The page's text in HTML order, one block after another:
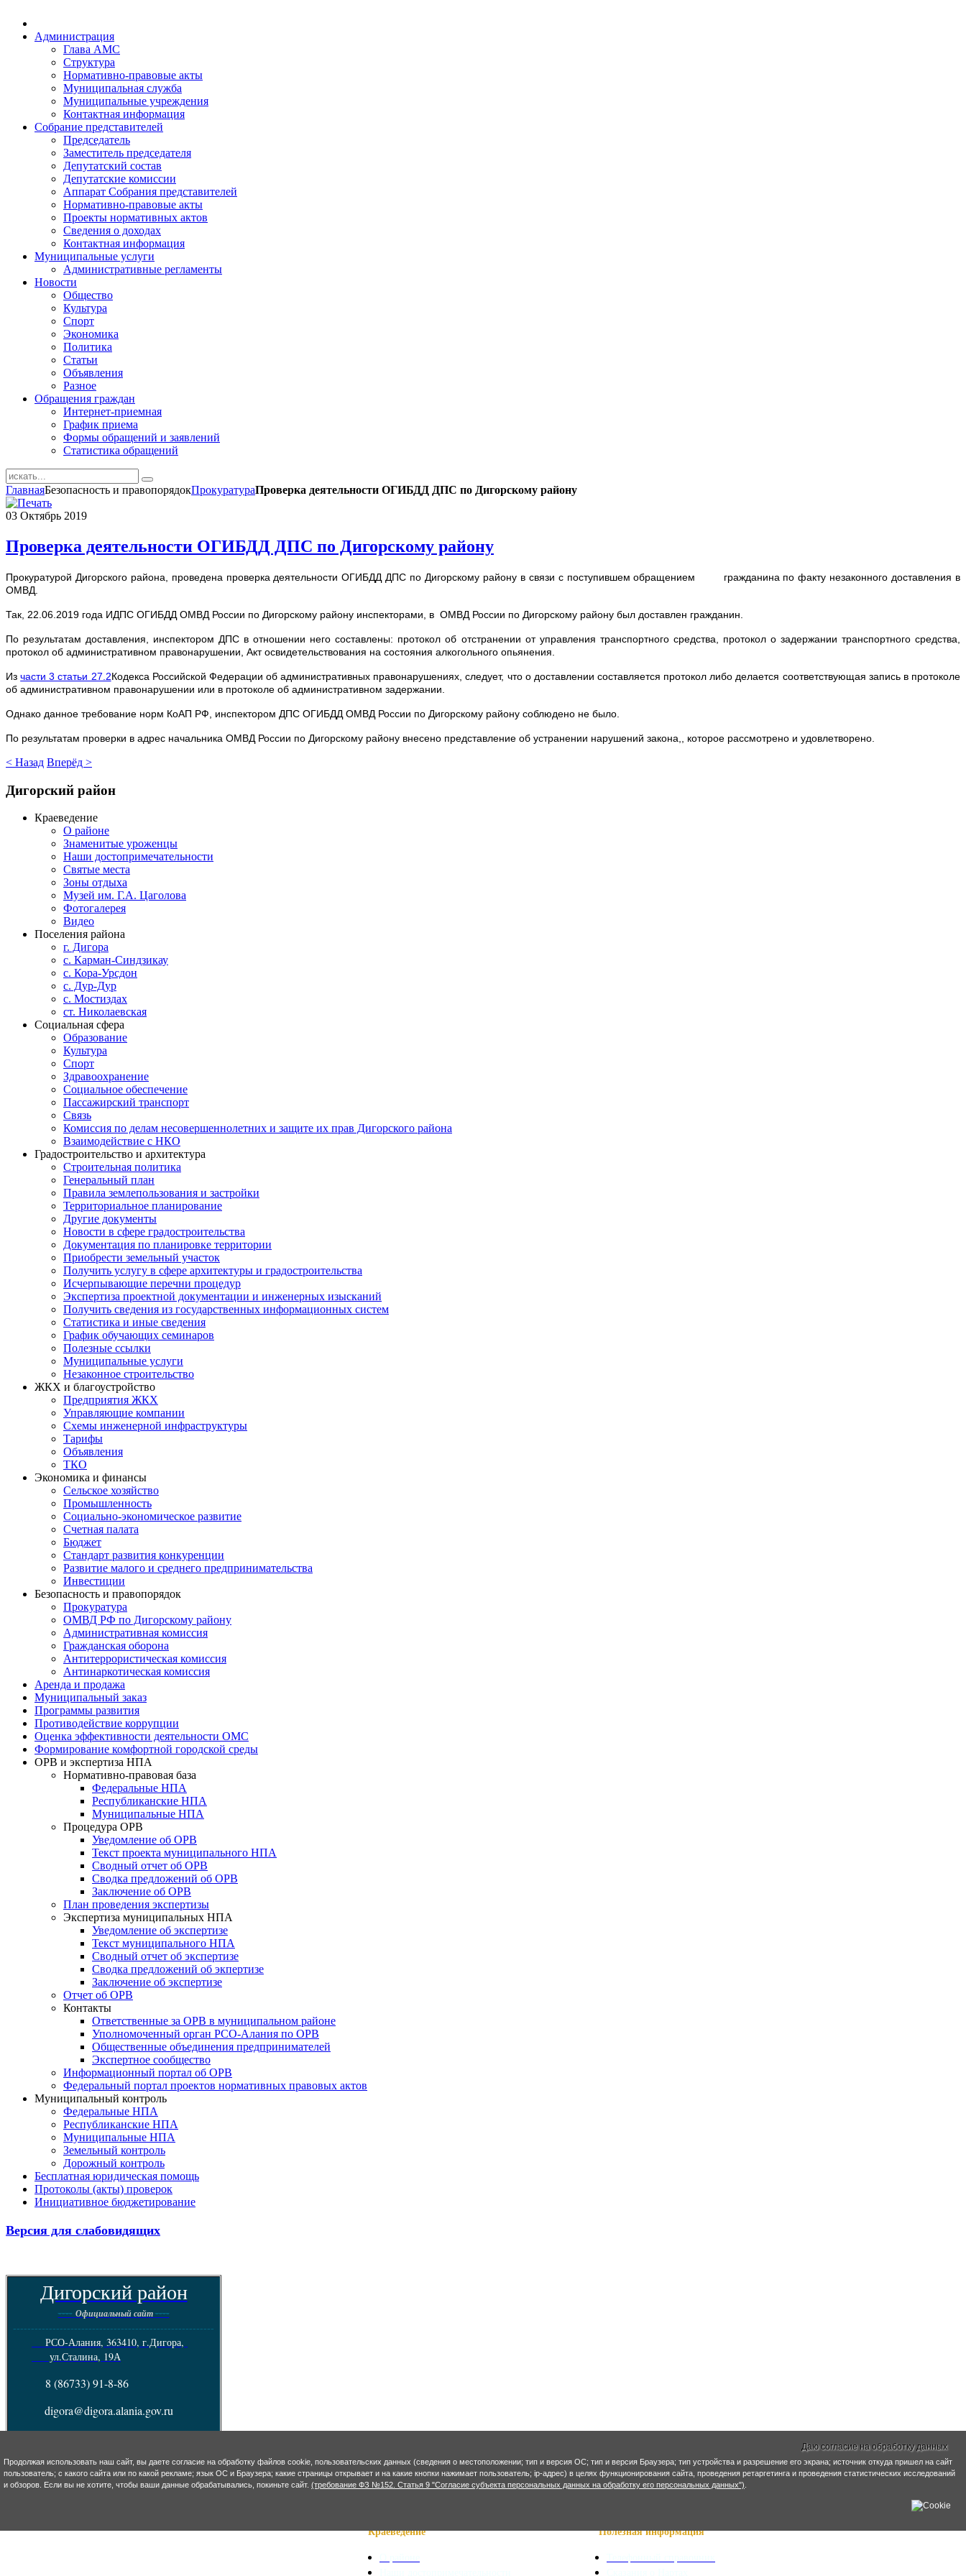
Администрация
Глава АМС
Структура
Нормативно-правовые акты
Муниципальная служба
Муниципальные учреждения
Контактная информация
Собрание представителей
Председатель
Заместитель председателя
Депутатский состав
Депутатские комиссии
Аппарат Собрания представителей
Нормативно-правовые акты
Проекты нормативных актов
Сведения о доходах
Контактная информация
Муниципальные услуги
Административные регламенты
Новости
Общество
Культура
Спорт
Экономика
Политика
Статьи
Объявления
Разное
Обращения граждан
Интернет-приемная
График приема
Формы обращений и заявлений
Статистика обращений
ГлавнаяБезопасность и правопорядокПрокуратураПроверка деятельности ОГИБДД ДПС по Дигорскому району
03 Октябрь 2019
Проверка деятельности ОГИБДД ДПС по Дигорскому району
Прокуратурой Дигорского района, проведена проверка деятельности ОГИБДД ДПС по Дигорскому району в связи с поступившем обращением гражданина по факту незаконного доставления в
ОМВД.
Так, 22.06.2019 года ИДПС ОГИБДД ОМВД России по Дигорскому району инспекторами, в ОМВД России по Дигорскому району был доставлен гражданин.
По результатам доставления, инспектором ДПС в отношении него составлены: протокол об отстранении от управления транспортного средства, протокол о задержании транспортного средства,
протокол об административном правонарушении, Акт освидетельствования на состояния алкогольного опьянения.
Изчасти 3 статьи 27.2Кодекса Российской Федерации об административных правонарушениях, следует, что о доставлении составляется протокол либо делается соответствующая запись в протоколе
об административном правонарушении или в протоколе об административном задержании.
Однако данное требование норм КоАП РФ, инспектором ДПС ОГИБДД ОМВД России по Дигорскому району соблюдено не было.
По результатам проверки в адрес начальника ОМВД России по Дигорскому району внесено представление об устранении нарушений закона,, которое рассмотрено и удовлетворено.
< Назад Вперёд >
Дигорский район
Краеведение
О районе
Знаменитые уроженцы
Наши достопримечательности
Святые места
Зоны отдыха
Музей им. Г.А. Цаголова
Фотогалерея
Видео
Поселения района
г. Дигора
с. Карман-Синдзикау
с. Кора-Урсдон
с. Дур-Дур
с. Мостиздах
ст. Николаевская
Социальная сфера
Образование
Культура
Спорт
Здравоохранение
Социальное обеспечение
Пассажирский транспорт
Связь
Комиссия по делам несовершеннолетних и защите их прав Дигорского района
Взаимодействие с НКО
Градостроительство и архитектура
Строительная политика
Генеральный план
Правила землепользования и застройки
Территориальное планирование
Другие документы
Новости в сфере градостроительства
Документация по планировке территории
Приобрести земельный участок
Получить услугу в сфере архитектуры и градостроительства
Исчерпывающие перечни процедур
Экспертиза проектной документации и инженерных изысканий
Получить сведения из государственных информационных систем
Статистика и иные сведения
График обучающих семинаров
Полезные ссылки
Муниципальные услуги
Незаконное строительство
ЖКХ и благоустройство
Предприятия ЖКХ
Управляющие компании
Схемы инженерной инфраструктуры
Тарифы
Объявления
ТКО
Экономика и финансы
Сельское хозяйство
Промышленность
Социально-экономическое развитие
Счетная палата
Бюджет
Стандарт развития конкуренции
Развитие малого и среднего предпринимательства
Инвестиции
Безопасность и правопорядок
Прокуратура
ОМВД РФ по Дигорскому району
Административная комиссия
Гражданская оборона
Антитеррористическая комиссия
Антинаркотическая комиссия
Аренда и продажа
Муниципальный заказ
Программы развития
Противодействие коррупции
Оценка эффективности деятельности ОМС
Формирование комфортной городской среды
ОРВ и экспертиза НПА
Нормативно-правовая база
Федеральные НПА
Республиканские НПА
Муниципальные НПА
Процедура ОРВ
Уведомление об ОРВ
Текст проекта муниципального НПА
Сводный отчет об ОРВ
Сводка предложений об ОРВ
Заключение об ОРВ
План проведения экспертизы
Экспертиза муниципальных НПА
Уведомление об экспертизе
Текст муниципального НПА
Сводный отчет об экспертизе
Сводка предложений об экпертизе
Заключение об экспертизе
Отчет об ОРВ
Контакты
Ответственные за ОРВ в муниципальном районе
Уполномоченный орган РСО-Алания по ОРВ
Общественные объединения предпринимателей
Экспертное сообщество
Информационный портал об ОРВ
Федеральный портал проектов нормативных правовых актов
Муниципальный контроль
Федеральные НПА
Республиканские НПА
Муниципальные НПА
Земельный контроль
Дорожный контроль
Бесплатная юридическая помощь
Протоколы (акты) проверок
Инициативное бюджетирование
Версия для слабовидящих
Дигорский район
---- Официальный сайт----
--------------------------------------------------------
РСО-Алания, 363410, г.Дигора,
ул.Сталина, 19А
8 (86733) 91-8-86
digora@digora.alania.gov.ru
Пресс - служба :8(86733) 92-4-93
e-mail: s.takoeva@digora.alania.gov.ru
Краеведение Полезная информация
Даю согласие на обработку данных
Продолжая использовать наш сайт, вы даете согласие на обработку файлов cookie, пользовательских данных (сведения о местоположении; тип и версия ОС; тип и версия Браузера; тип устройства и разрешение его экрана; источник откуда пришел на сайт
пользователь; с какого сайта или по какой рекламе; язык ОС и Браузера; какие страницы открывает и на какие кнопки нажимает пользователь; ip-адрес) в целях функционирования сайта, проведения ретаргетинга и проведения статистических исследований
и обзоров. Если вы не хотите, чтобы ваши данные обрабатывались, покиньте сайт. (требование ФЗ №152. Статья 9 "Согласие субъекта персональных данных на обработку его персональных данных")